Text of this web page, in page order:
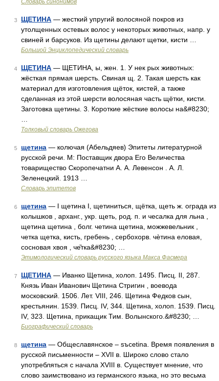
Словарь синонимов
3 ЩЕТИНА — жесткий упругий волосяной покров из
утолщенных остевых волос у некоторых животных, напр. у
свиней и барсуков. Из щетины делают щетки, кисти …
Большой Энциклопедический словарь
4 ЩЕТИНА — ЩЕТИНА, ы, жен. 1. У нек рых животных:
жёсткая прямая шерсть. Свиная щ. 2. Такая шерсть как
материал для изготовления щёток, кистей, а также
сделанная из этой шерсти волосяная часть щётки, кисти.
Заготовка щетины. 3. Короткие жёсткие волосы на&#8230;
Толковый словарь Ожегова
5 щетина — колючая (Абельдяев) Эпитеты литературной
русской речи. М: Поставщик двора Его Величества
товарищество Скоропечатни А. А. Левенсон . А. Л.
Зеленецкий. 1913 …
Словарь эпитетов
6 щетина — I щетина I, щетиниться, щётка, щеть ж. ограда из
колышков , арханг., укр. щеть, род. п. и чесалка для льна ,
щетина щетина , болг. четина щетина, можжевельник ,
четка щетка, кисть, гребень , сербохорв. чѐтина еловая,
сосновая хвоя , че̏тка&#8230; …
Этимологический словарь русского языка Макса Фасмера
7 ЩЕТИНА — Иванко Щетина, холоп. 1495. Писц. II, 287.
Князь Иван Иванович Щетина Стригин , воевода
московский. 1506. Лет. VIII, 246. Щетина Федков сын,
крестьянин. 1539. Писц. IV, 344. Щетина, холоп. 1539. Писц.
IV, 323. Щетина, прикащик Тим. Волынского.&#8230; …
Биографический словарь
8 щетина — Общеславянское – sъcetina. Время появления в
русской письменности – XVII в. Широко слово стало
употребляться с начала XVIII в. Существует мнение, что
слово заимствовано из германского языка, но это весьма